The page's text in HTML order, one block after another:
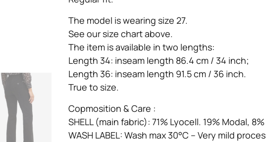
The model is wearing size 27.
See our size chart above.
The item is available in two lengths:
Length 34: inseam length 86.4 cm / 34 inch;
Length 36: inseam length 91.5 cm / 36 inch.
True to size.
Copmosition & Care :
SHELL (main fabric): 71% Lyocell. 19% Modal,
WASH LABEL: Wash max 30°C – Very mild